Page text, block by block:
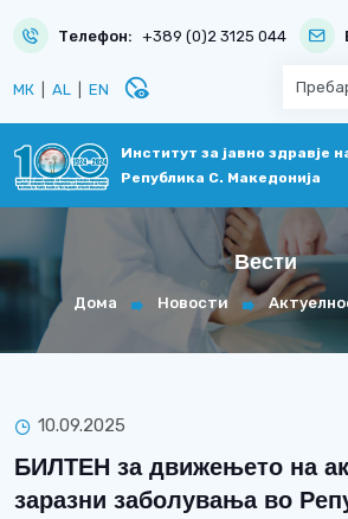
Телефон: +389 (0)2 3125 044
МК AL EN disabled_visible
Институт за јавно здравје
Република С. Македонија
Вести
Дома Новости
10.09.2025
БИЛТЕН за движењето на
заразни заболувања во